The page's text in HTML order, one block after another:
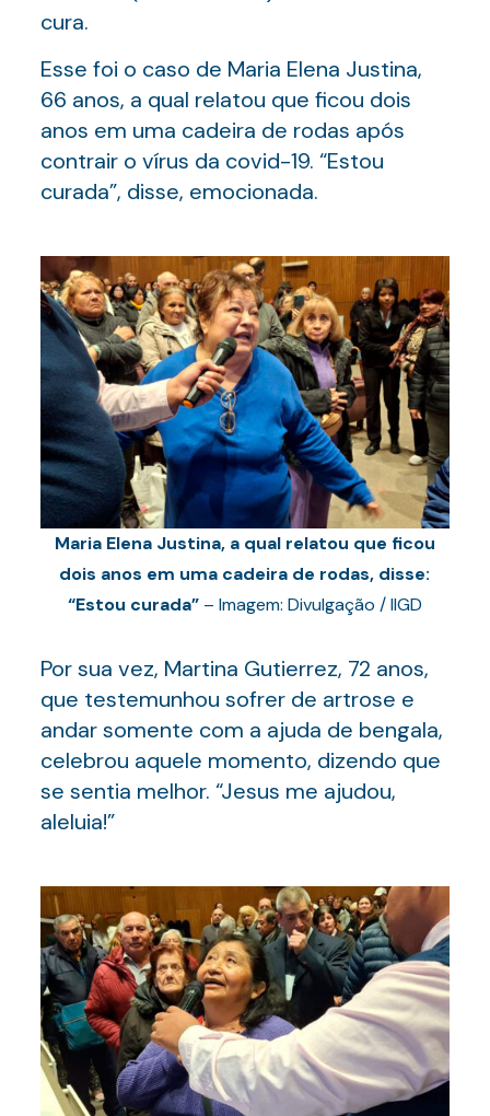
cura.
Esse foi o caso de Maria Elena Justina,
66 anos, a qual relatou que ficou dois
anos em uma cadeira de rodas após
contrair o vírus da covid-19. “Estou
curada”, disse, emocionada.
Maria Elena Justina, a qual relatou que ficou
dois anos em uma cadeira de rodas, disse:
“Estou curada”– Imagem: Divulgação / IIGD
Por sua vez, Martina Gutierrez, 72 anos,
que testemunhou sofrer de artrose e
andar somente com a ajuda de bengala,
celebrou aquele momento, dizendo que
se sentia melhor. “Jesus me ajudou,
aleluia!”